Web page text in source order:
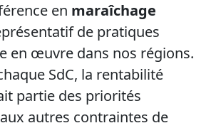
en maraîchage
de pratiques
en œuvre dans nos régions.
SdC, la rentabilité
partie des priorités
autres contraintes de